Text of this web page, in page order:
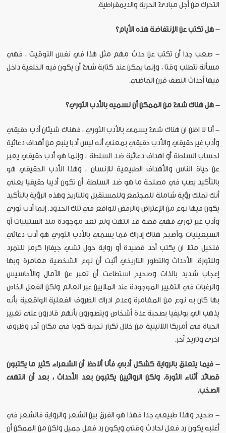
التحرك من أجل مبادئ الحرية والديمقراطية.
- هل تكتب عن الإنتفاضة هذه الأيام؟
- صعب جدا أن تكتب عن حدث مهم مثل هذا في نفس التوقيت ، فهي
مسألة تتطلب وقتا ، وإنما يمكن عند كتابة شئ أن يكون فيه الخلفية داخل
فيها أحداث النصف قرن الماضي.
- هل هناك شئ من الممكن أن نسميه بالأدب الثوري؟
- أنا لا اظن ان هناك شئ يسمى بالأدب الثوري ، فهناك شيئان أدب حقيقي
وأدب غير حقيقي والأدب حقيقي بمعني أنه ليس أدبا ينبع من أهداف دعائية
لحساب السلطة أو اهداف دعائية ضد السلطة ، وإنما هو أدب حقيقي يعبر
عن حياة الناس والأهداف الطبيعية للإنسان ، وهذا الأدب الحقيقي هو
بالتأكيد يصب في مصلحة ما هو ضد السلطة. أن تكون أديبا حقيقيا يعني
أنك تملك رؤية شاملة للمجتمع وللمستقبل وللتاريخ وهذه الرؤية بالتأكيد
يكون فيها نوع من الإعتراض والرفض للواقع في تلك الحدود. إنما أدب ثوري
وأدب غير ثوري فهي قصة قد انتهت ولم تعد موجودة منذ الستينيات أو
السبعينيات ،وأصبح هناك إدراك فما يسمي بالأدب الثوري هو أدب دعائي
فتخيل مثلا ان يكتب أحد قصيدة أو رواية حول تشي جيفارا كرمز للتمرد
وللثورة. الأحداث والتطور التاريخي أثبت أن نوع الشخصية مغامرة وبها
إعجاب شديد بالذات وصحيح استطاعت أن تعبر عن الآمال والأحاسيس
والرغبات في التغيير الموجودة عند الملايين عبر العالم ولكن الفعل الخاص
بها كان به نوع من المغامرة وعدم ادراك الظروف الفعلية الواقعية بأنه
يذهب الي بوليفيا بصحبة عدة أشخاص ويتصورون بأنهم قادرون على تغيير
الحياة في أمريكا اللاتينية من خلال تكرار تجربة كوبا في مكان آخر وظروف
اخرى وتاريخ آخر.
- فيما يتعلق بالرواية كشكل أدبي فأنا ألاحظ أن الشعراء كثير ما يكتبون
قصائد أثناء الثورة. ولكن الروائيين يكتبون بعد الأحداث ، بعد أن انتهى
الصخب.
- صحيح وهذا طبيعي جدا فهذا هو الفرق بين الشعر والرواية فالشعر في
أغلبه يكون رد فعل لحادث وقتي ويكون رد فعل جميل ولكن من الممكن أن